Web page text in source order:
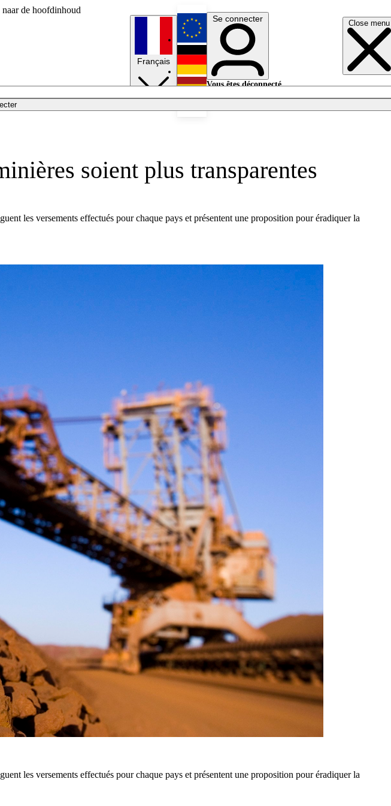
naar de hoofdinhoud
Close menu
Français
English
Deutsch
Se connecter
Vous êtes déconnecté.
soient plus transparentes
les versements effectués pour chaque pays et présentent une proposition pour éradiquer la
les versements effectués pour chaque pays et présentent une proposition pour éradiquer la